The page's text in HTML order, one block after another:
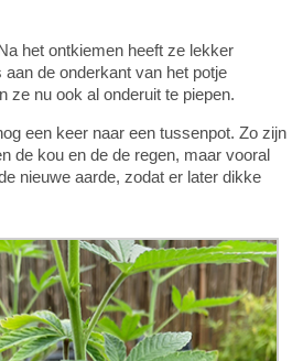
het ontkiemen heeft ze lekker
de onderkant van het potje
ze nu ook al onderuit te piepen.
een keer naar een tussenpot. Zo zijn
de kou en de de regen, maar vooral
nieuwe aarde, zodat er later dikke